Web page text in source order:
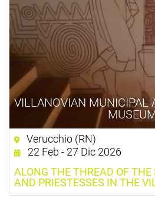
VILLANOVIAN MUNICIPAL
Verucchio (RN)
22 Feb - 27 Dic 2026
ALONG THE THREAD OF THE
AND PRIESTESSES IN THE